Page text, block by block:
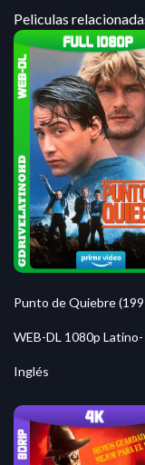
Peliculas
Punto de Quiebre
WEB-DL 1080p Latino-
Inglés